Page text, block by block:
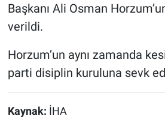
Başkanı Ali Osman
verildi.
Horzum’un aynı zamanda
parti disiplin kuruluna sevk
Kaynak: İHA